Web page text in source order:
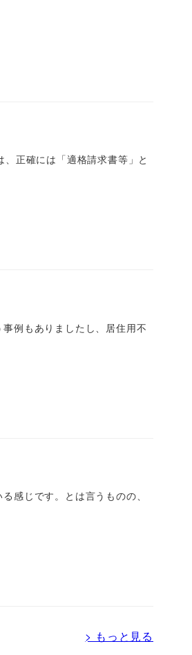
正確には「適格請求書等」と
例もありましたし、居住用不
感じです。とは言うものの、
> もっと見る